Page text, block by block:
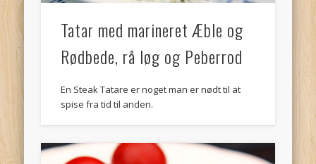
Tatar med marineret Æble og
Rødbede, rå løg og Peberrod
En Steak Tatare er noget man er nødt til at
spise fra tid til anden.